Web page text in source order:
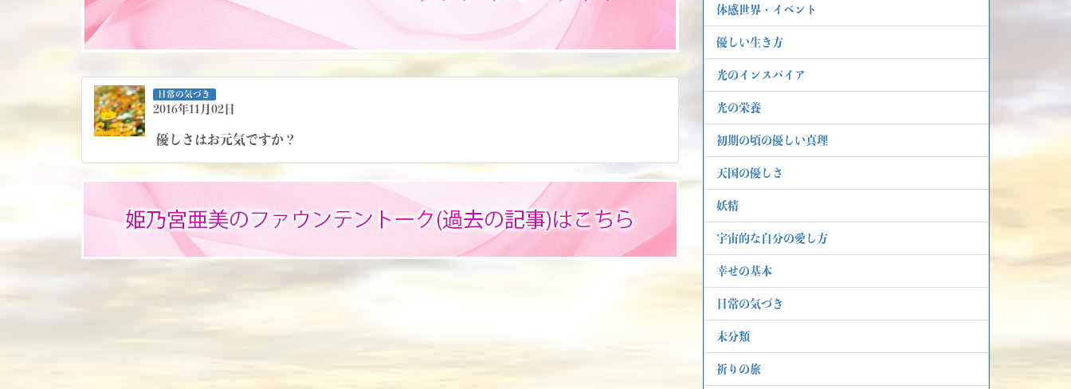
日常の気づき
2016年11月02日
優しさはお元気ですか？
体感世界・イベント
優しい生き方
光のインスパイア
光の栄養
初期の頃の優しい真理
天国の優しさ
妖精
宇宙的な自分の愛し方
幸せの基本
日常の気づき
未分類
祈りの旅